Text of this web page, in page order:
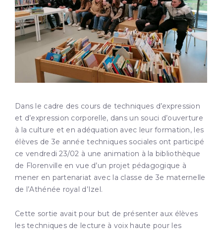
Dans le cadre des cours de techniques d’expression
et d’expression corporelle, dans un souci d’ouverture
à la culture et en adéquation avec leur formation, les
élèves de 3e année techniques sociales ont participé
ce vendredi 23/02 à une animation à la bibliothèque
de Florenville en vue d’un projet pédagogique à
mener en partenariat avec la classe de 3e maternelle
de l’Athénée royal d’Izel.
Cette sortie avait pour but de présenter aux élèves
les techniques de lecture à voix haute pour les